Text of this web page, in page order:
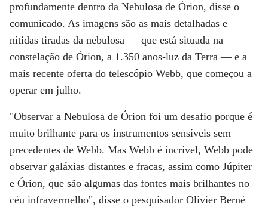
profundamente dentro da Nebulosa de Órion, disse o
comunicado. As imagens são as mais detalhadas e
nítidas tiradas da nebulosa — que está situada na
constelação de Órion, a 1.350 anos-luz da Terra — e a
mais recente oferta do telescópio Webb, que começou a
operar em julho.
"Observar a Nebulosa de Órion foi um desafio porque é
muito brilhante para os instrumentos sensíveis sem
precedentes de Webb. Mas Webb é incrível, Webb pode
observar galáxias distantes e fracas, assim como Júpiter
e Órion, que são algumas das fontes mais brilhantes no
céu infravermelho", disse o pesquisador Olivier Berné